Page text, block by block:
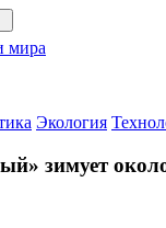
мира
Экология
зимует